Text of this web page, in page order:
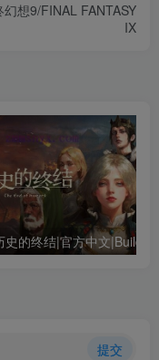
幻想9/FINAL FANTASY
IX
提交